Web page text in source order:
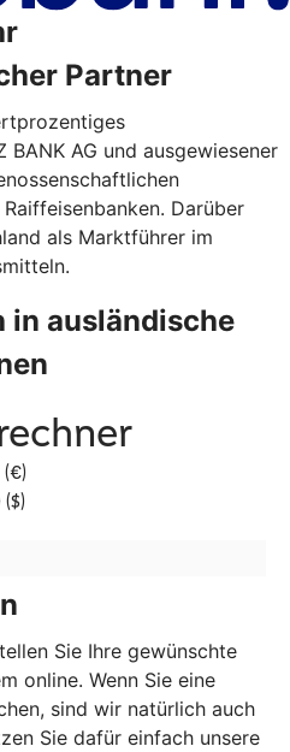
Partner
AG und ausgewiesener
Darüber
als Marktführer im
in ausländische
Sie Ihre gewünschte
online. Wenn Sie eine
sind wir natürlich auch
Sie dafür einfach unsere